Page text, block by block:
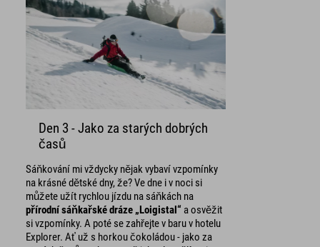
Den 3 - Jako za starých dobrých
časů
Sáňkování mi vždycky nějak vybaví vzpomínky
na krásné dětské dny, že? Ve dne i v noci si
můžete užít rychlou jízdu na sáňkách na
přírodní sáňkařské dráze „Loigistal“ a osvěžit
si vzpomínky. A poté se zahřejte v baru v hotelu
Explorer. Ať už s horkou čokoládou - jako za